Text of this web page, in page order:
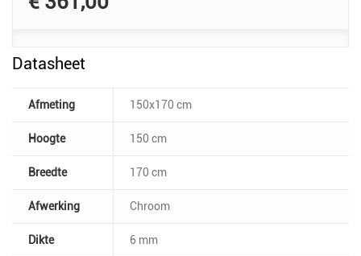
Datasheet
Afmeting 150x170 cm
Hoogte 150 cm
Breedte 170 cm
Afwerking Chroom
Dikte 6 mm